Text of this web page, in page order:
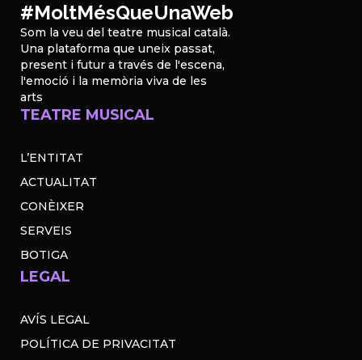
#MoltMésQueUnaWeb
Som la veu del teatre musical català.
Una plataforma que uneix passat,
present i futur a través de l'escena,
l'emoció i la memòria viva de les
arts
TEATRE MUSICAL
L’ENTITAT
ACTUALITAT
CONÈIXER
SERVEIS
BOTIGA
LEGAL
AVÍS LEGAL
POLÍTICA DE PRIVACITAT